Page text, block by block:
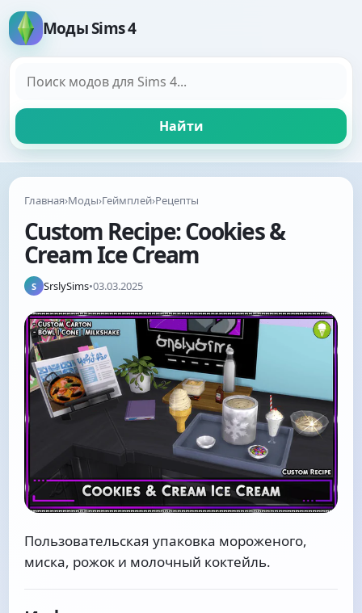
Моды Sims 4
Найти
Главная›Моды›Геймплей›Рецепты
Custom Recipe: Cookies &
Cream Ice Cream
S SrslySims•03.03.2025
Пользовательская упаковка мороженого,
миска, рожок и молочный коктейль.